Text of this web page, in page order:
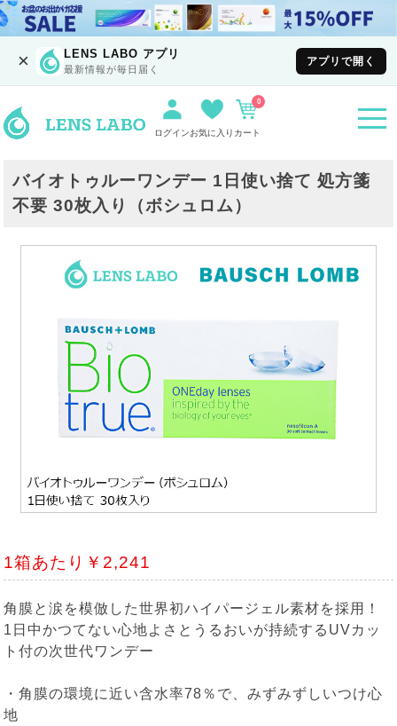
× LENS LABO アプリ
最新情報が毎日届く
アプリで開く
ログインお気に入り カート
0
バイオトゥルーワンデー 1日使い捨て 処方箋
不要 30枚入り（ボシュロム）
1箱あたり￥2,241
角膜と涙を模倣した世界初ハイパージェル素材を採用！
1日中かつてない心地よさとうるおいが持続するUVカッ
ト付の次世代ワンデー
・角膜の環境に近い含水率78％で、みずみずしいつけ心
地